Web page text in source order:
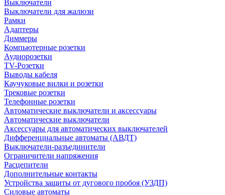
Выключатели
Выключатели для жалюзи
Рамки
Адаптеры
Диммеры
Компьютерные розетки
Аудиорозетки
TV-Розетки
Выводы кабеля
Каучуковые вилки и розетки
Трековые розетки
Телефонные розетки
Автоматические выключатели и аксессуары
Автоматические выключатели
Аксессуары для автоматических выключателей
Дифференциальные автоматы (АВДТ)
Выключатели-разъединители
Ограничители напряжения
Расцепители
Дополнительные контакты
Устройства защиты от дугового пробоя (УЗДП)
Силовые автоматы